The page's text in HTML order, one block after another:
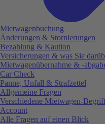
Mietwagenbuchung
Änderungen & Stornierungen
Bezahlung & Kaution
Versicherungen & was Sie
Mietwagenübernahme & -
Car Check
Panne, Unfall & Strafzettel
Allgemeine Fragen
Verschiedene Mietwagen-
Account
Alle Fragen auf einen Blick